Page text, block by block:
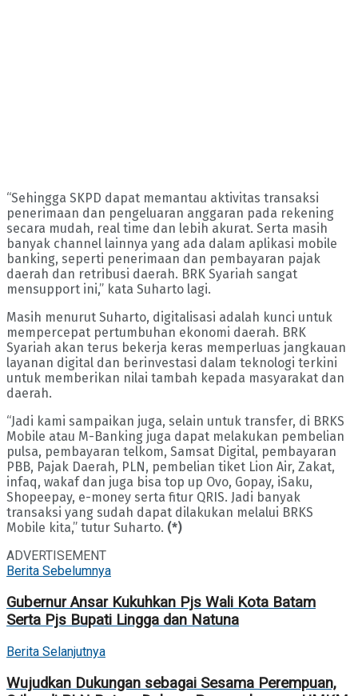
“Sehingga SKPD dapat memantau aktivitas transaksi
penerimaan dan pengeluaran anggaran pada rekening
secara mudah, real time dan lebih akurat. Serta masih
banyak channel lainnya yang ada dalam aplikasi mobile
banking, seperti penerimaan dan pembayaran pajak
daerah dan retribusi daerah. BRK Syariah sangat
mensupport ini,” kata Suharto lagi.
Masih menurut Suharto, digitalisasi adalah kunci untuk
mempercepat pertumbuhan ekonomi daerah. BRK
Syariah akan terus bekerja keras memperluas jangkauan
layanan digital dan berinvestasi dalam teknologi terkini
untuk memberikan nilai tambah kepada masyarakat dan
daerah.
“Jadi kami sampaikan juga, selain untuk transfer, di BRKS
Mobile atau M-Banking juga dapat melakukan pembelian
pulsa, pembayaran telkom, Samsat Digital, pembayaran
PBB, Pajak Daerah, PLN, pembelian tiket Lion Air, Zakat,
infaq, wakaf dan juga bisa top up Ovo, Gopay, iSaku,
Shopeepay, e-money serta fitur QRIS. Jadi banyak
transaksi yang sudah dapat dilakukan melalui BRKS
Mobile kita,” tutur Suharto. (*)
ADVERTISEMENT
Berita Sebelumnya
Gubernur Ansar Kukuhkan Pjs Wali Kota Batam
Serta Pjs Bupati Lingga dan Natuna
Berita Selanjutnya
Wujudkan Dukungan sebagai Sesama Perempuan,